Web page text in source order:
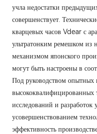
учла недостатки
совершенствует.
кварцевых часов Vdear с
ультратонким ремешком из
механизмом японского
могут быть настроены в
Под руководством опытных
высококвалифицированных
исследований и разработок
усовершенствованием
эффективность